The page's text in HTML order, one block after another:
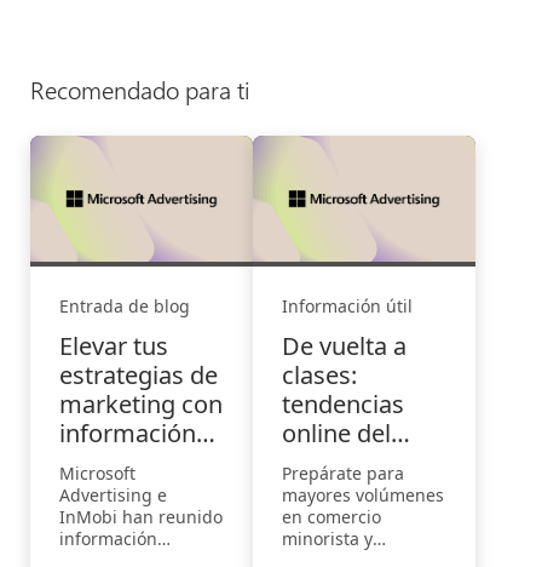
Recomendado para ti
Entrada de blog
Elevar tus
estrategias de
marketing con
información
sobre el
ramadán
Microsoft
Advertising e
InMobi han reunido
información
Información útil
De vuelta a
clases:
tendencias
online del
comercio
minorista,
tecnología y
público para
Prepárate para
mayores volúmenes
en comercio
minorista y